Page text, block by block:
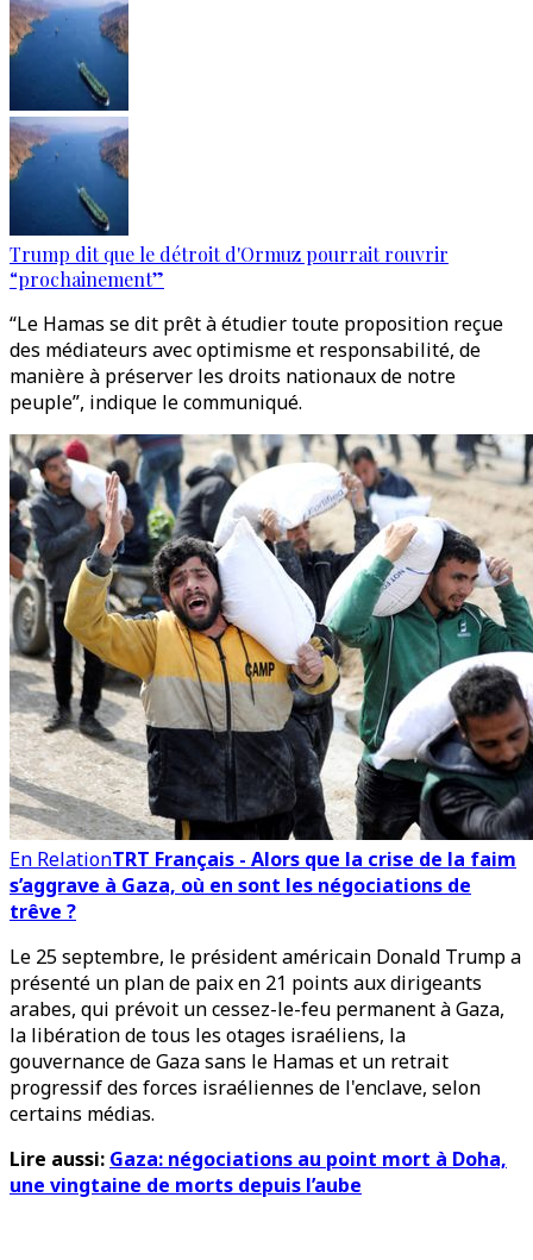
Trump dit que le détroit d'Ormuz pourrait rouvrir
“prochainement”
“Le Hamas se dit prêt à étudier toute proposition reçue
des médiateurs avec optimisme et responsabilité, de
manière à préserver les droits nationaux de notre
peuple”, indique le communiqué.
En RelationTRT Français - Alors que la crise de la faim
s’aggrave à Gaza, où en sont les négociations de
trêve ?
Le 25 septembre, le président américain Donald Trump a
présenté un plan de paix en 21 points aux dirigeants
arabes, qui prévoit un cessez-le-feu permanent à Gaza,
la libération de tous les otages israéliens, la
gouvernance de Gaza sans le Hamas et un retrait
progressif des forces israéliennes de l'enclave, selon
certains médias.
Lire aussi: Gaza: négociations au point mort à Doha,
une vingtaine de morts depuis l’aube